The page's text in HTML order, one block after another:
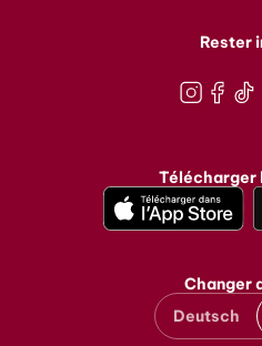
Rester
Télécharger
Changer
Deutsch